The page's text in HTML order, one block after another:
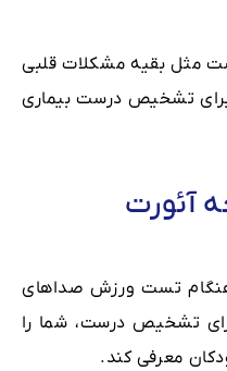
مثل بقیه مشکلات قلبی
تشخیص درست بیماری
آئورت
تست ورزش صداهای
تشخیص درست، شما را
معرفی کند.